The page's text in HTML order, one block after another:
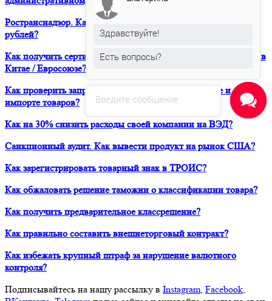
Ространснадзор. Как избежать штрафа в размере 200 000
рублей?
Как получить сертификат о форс-мажорных обстоятельствах в
Китае / Евросоюзе?
Как проверить запреты и ограничения при транзите и
импорте товаров?
Как на 30% снизить расходы своей компании на ВЭД?
Санкционный аудит. Как вывести продукт на рынок США?
Как зарегистрировать товарный знак в ТРОИС?
Как обжаловать решение таможни о классификации товара?
Как получить предварительное классрешение?
Как правильно составить внешнеторговый контракт?
Как избежать крупный штраф за нарушение валютного
контроля?
Подписывайтесь на нашу рассылку в Instagram, Facebook,
Введите сообщение
Здравствуйте!
Есть вопросы?